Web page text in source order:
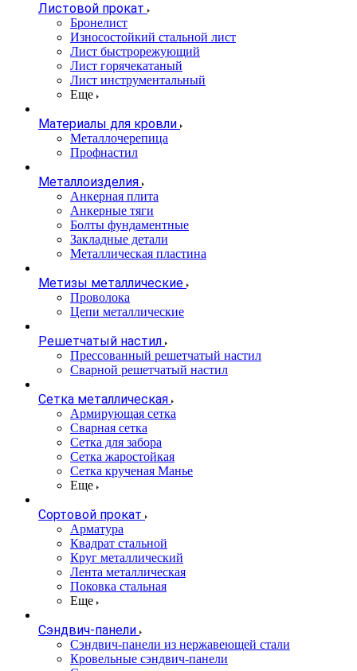
Листовой прокат
Бронелист
Износостойкий стальной лист
Лист быстрорежующий
Лист горячекатаный
Лист инструментальный
Еще
Материалы для кровли
Металлочерепица
Профнастил
Металлоизделия
Анкерная плита
Анкерные тяги
Болты фундаментные
Закладные детали
Металлическая пластина
Метизы металлические
Проволока
Цепи металлические
Решетчатый настил
Прессованный решетчатый настил
Сварной решетчатый настил
Сетка металлическая
Армирующая сетка
Сварная сетка
Сетка для забора
Сетка жаростойкая
Сетка крученая Манье
Еще
Сортовой прокат
Арматура
Квадрат стальной
Круг металлический
Лента металлическая
Поковка стальная
Еще
Сэндвич-панели
Cэндвич-панели из нержавеющей стали
Кровельные сэндвич-панели